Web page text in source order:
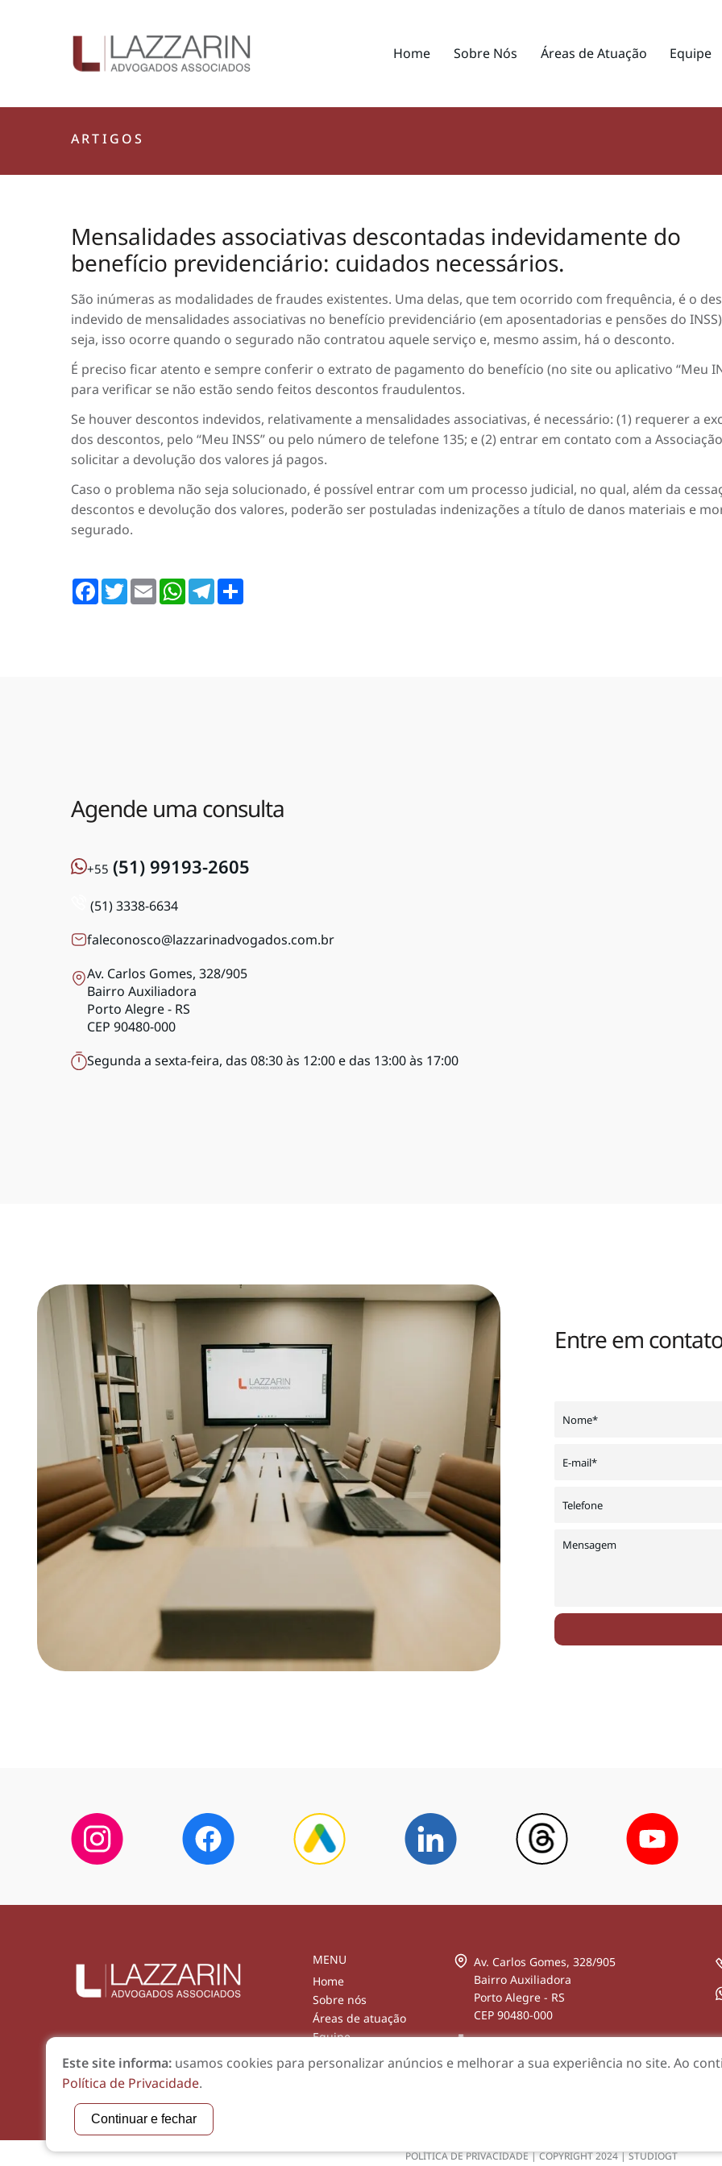
Home Sobre Nós Áreas de Atuação Equipe
ARTIGOS
Mensalidades associativas descontadas indevidamente do
benefício previdenciário: cuidados necessários.
São inúmeras as modalidades de fraudes existentes. Uma delas, que tem ocorrido com frequência, é o
indevido de mensalidades associativas no benefício previdenciário (em aposentadorias e pensões do
seja, isso ocorre quando o segurado não contratou aquele serviço e, mesmo assim, há o desconto.
É preciso ficar atento e sempre conferir o extrato de pagamento do benefício (no site ou aplicativo “Meu
para verificar se não estão sendo feitos descontos fraudulentos.
Se houver descontos indevidos, relativamente a mensalidades associativas, é necessário: (1) requerer a
dos descontos, pelo “Meu INSS” ou pelo número de telefone 135; e (2) entrar em contato com a
solicitar a devolução dos valores já pagos.
Caso o problema não seja solucionado, é possível entrar com um processo judicial, no qual, além da
descontos e devolução dos valores, poderão ser postuladas indenizações a título de danos materiais e
segurado.
FacebookTwitterEmail WhatsAppTelegram
Agende uma consulta
+55 (51) 99193-2605
(51) 3338-6634
faleconosco@lazzarinadvogados.com.br
Av. Carlos Gomes, 328/905
Bairro Auxiliadora
Porto Alegre - RS
CEP 90480-000
Segunda a sexta-feira, das 08:30 às 12:00 e das 13:00 às 17:00
Entre em
MENU
Home
Sobre nós
Áreas de atuação
Equipe
Av. Carlos Gomes, 328/905
Bairro Auxiliadora
Porto Alegre - RS
CEP 90480-000
12:00 e das 13:00 às 17:00
POLÍTICA DE PRIVACIDADE| COPYRIGHT 2024 |STUDIOGT
Este site informa: usamos cookies para personalizar anúncios e melhorar a sua experiência no site. Ao
Política de Privacidade.
Continuar e fechar